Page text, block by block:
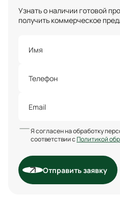
Узнать о наличии готовой
получить коммерческое
Я согласен на обработку
соответствии сПолитикой
Отправить заявку